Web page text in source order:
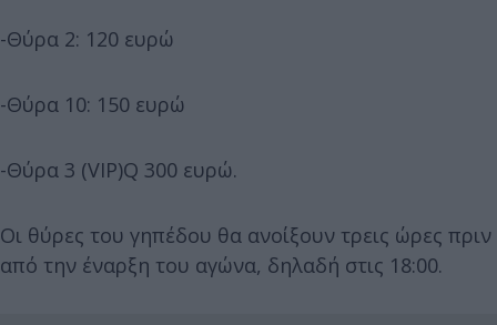
-Θύρα 2: 120 ευρώ
-Θύρα 10: 150 ευρώ
-Θύρα 3 (VIP)Q 300 ευρώ.
Οι θύρες του γηπέδου θα ανοίξουν τρεις ώρες πριν
από την έναρξη του αγώνα, δηλαδή στις 18:00.